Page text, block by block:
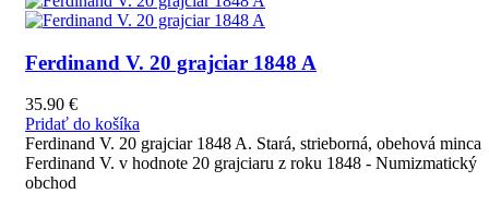
Ferdinand V. 20 grajciar 1848 A
35.90 €
Pridať do košíka
Ferdinand V. 20 grajciar 1848 A. Stará, strieborná, obehová minca
Ferdinand V. v hodnote 20 grajciaru z roku 1848 - Numizmatický
obchod